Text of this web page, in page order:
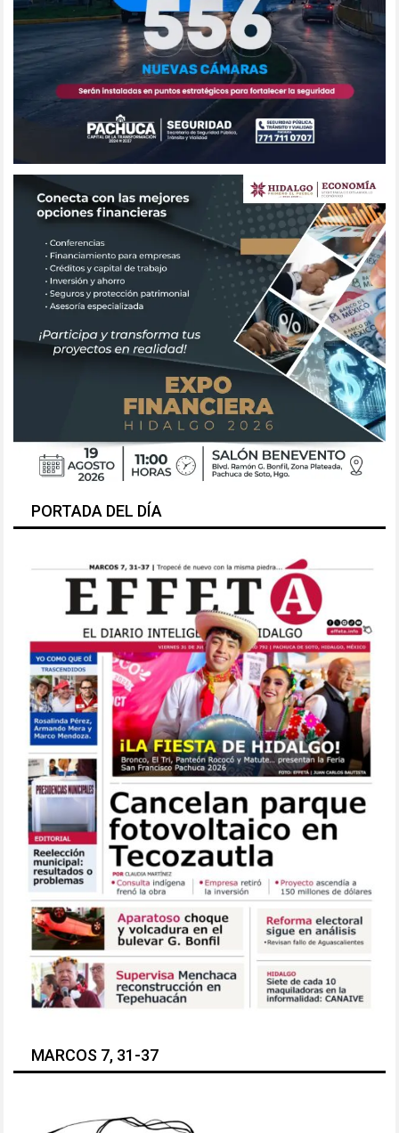
PORTADA DEL DÍA
MARCOS 7, 31-37